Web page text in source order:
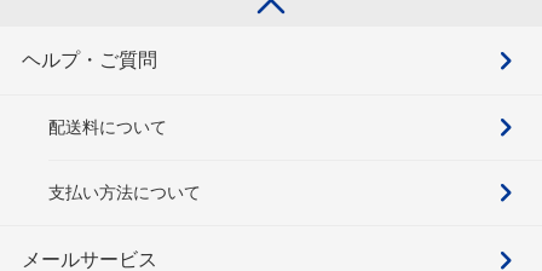
ヘルプ・ご質問
配送料について
支払い方法について
メールサービス